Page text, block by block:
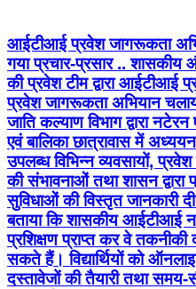
आईटीआई प्रवेश जागरूकता
गया प्रचार-प्रसार .. शासकीय
की प्रवेश टीम द्वारा
प्रवेश जागरूकता अभियान
जाति कल्याण विभाग द्वारा
एवं बालिका छात्रावास में
उपलब्ध विभिन्न व्यवसायों, प्रवेश
की संभावनाओं तथा शासन द्वारा
सुविधाओं की विस्तृत जानकारी
बताया कि शासकीय आईटीआई
प्रशिक्षण प्राप्त कर वे तकनीकी
सकते हैं। विद्यार्थियों को
दस्तावेजों की तैयारी तथा समय-